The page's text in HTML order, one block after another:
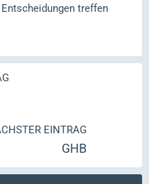
treffen
EINTRAG
GHB